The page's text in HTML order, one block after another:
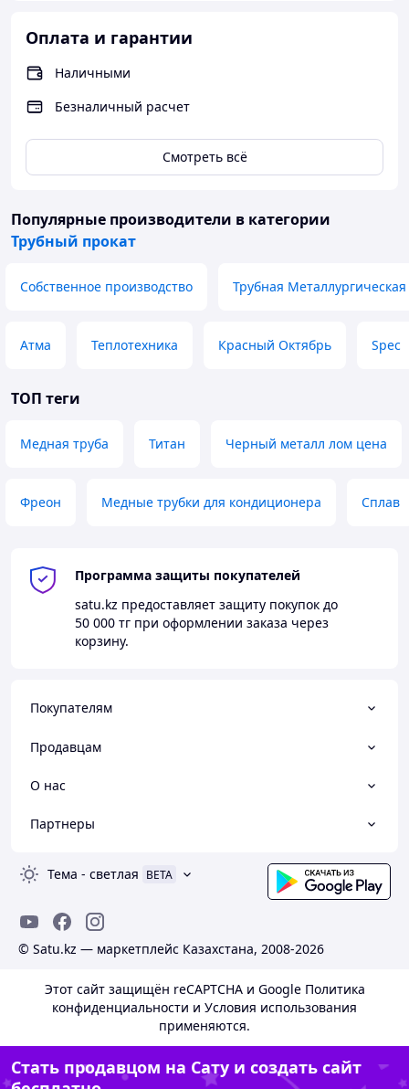
Оплата и гарантии
Наличными
Безналичный расчет
Смотреть всё
Популярные производители в категории
Трубный прокат
Собственное производство Трубная
Атма Теплотехника Красный Октябрь Spec
ТОП теги
Медная труба Титан Черный металл лом цена
Фреон Медные трубки для кондиционера Сплав
Программа защиты покупателей
satu.kz предоставляет защиту покупок до
50 000 тг при оформлении заказа через
корзину.
Покупателям
Продавцам
О нас
Партнеры
Тема - светлая BETA
© Satu.kz — маркетплейс Казахстана, 2008-2026
Этот сайт защищён reCAPTCHA и Google Политика
конфиденциальности и Условия использования
применяются.
Стать продавцом на Сату и создать сайт